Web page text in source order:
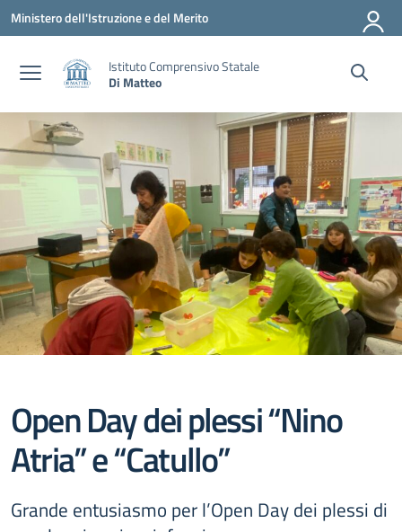
Vai ai contenuti
Vai al menu di navigazione
Vai al footer
Ministero dell'Istruzione e del Merito
Istituto Comprensivo Statale
Di Matteo
Open Day dei plessi “Nino
Atria” e “Catullo”
Grande entusiasmo per l’Open Day dei plessi di